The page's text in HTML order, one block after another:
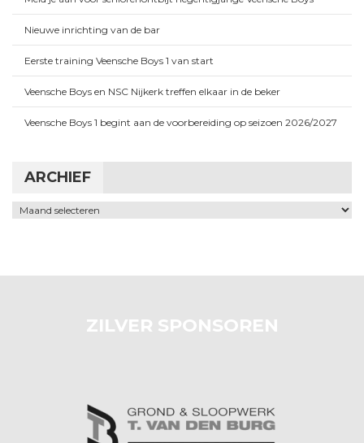
Nieuwe inrichting van de bar
Eerste training Veensche Boys 1 van start
Veensche Boys en NSC Nijkerk treffen elkaar in de beker
Veensche Boys 1 begint aan de voorbereiding op seizoen 2026/2027
ARCHIEF
Archief
ZILVER SPONSOREN